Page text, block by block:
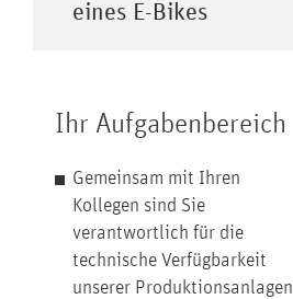
eines E-Bikes
Ihr Aufgabenbereich
Gemeinsam mit Ihren
Kollegen sind Sie
verantwortlich für die
technische Verfügbarkeit
unserer Produktionsanlagen